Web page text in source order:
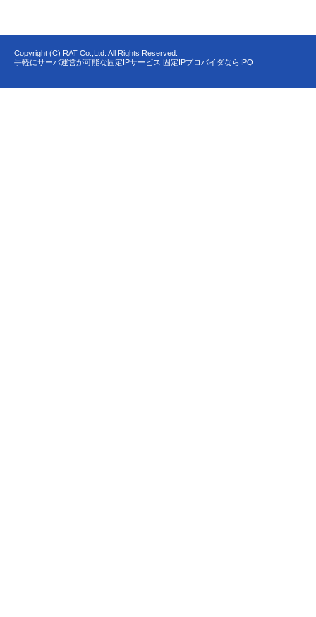
Copyright (C) RAT Co.,Ltd. All Rights Reserved.
手軽にサーバ運営が可能な固定IPサービス 固定IPプロバイダならIPQ